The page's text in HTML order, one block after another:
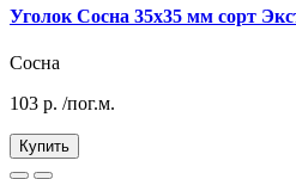
Уголок Сосна 35х35 мм сорт
Сосна
103 р. /пог.м.
Купить